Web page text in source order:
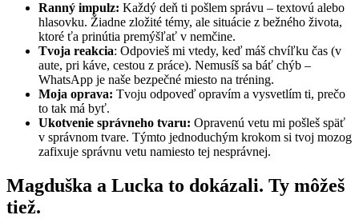
Ranný impulz: Každý deň ti pošlem správu – textovú alebo
hlasovku. Žiadne zložité témy, ale situácie z bežného života,
ktoré ťa prinútia premýšľať v nemčine.
Tvoja reakcia: Odpovieš mi vtedy, keď máš chvíľku čas (v
aute, pri káve, cestou z práce). Nemusíš sa báť chýb –
WhatsApp je naše bezpečné miesto na tréning.
Moja oprava: Tvoju odpoveď opravím a vysvetlím ti, prečo
to tak má byť.
Ukotvenie správneho tvaru: Opravenú vetu mi pošleš späť
v správnom tvare. Týmto jednoduchým krokom si tvoj mozog
zafixuje správnu vetu namiesto tej nesprávnej.
Magduška a Lucka to dokázali. Ty môžeš
tiež.